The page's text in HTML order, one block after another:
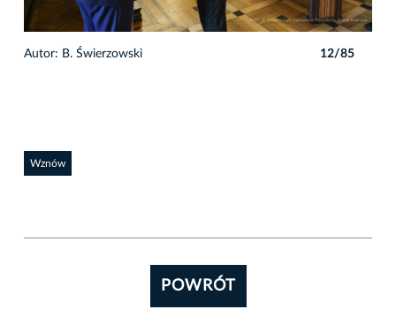
Autor: B. Świerzowski 12/85
Wznów
POWRÓT